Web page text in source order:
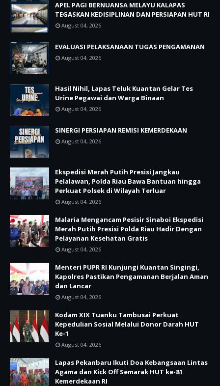
APEL PAGI BERNUANSA MELAYU KALAPAS
TEGASKAN KEDISIPLINAN DAN PERSIAPAN HUT RI
August 04, 2026
EVALUASI PELAKSANAAN TUGAS PENGAMANAN
August 04, 2026
Hasil Nihil, Lapas Teluk Kuantan Gelar Tes
Urine Pegawai dan Warga Binaan
August 04, 2026
SINERGI PERSIAPAN REMISI KEMERDEKAAN
August 04, 2026
Ekspedisi Merah Putih Presisi Jangkau
Pelalawan, Polda Riau Bawa Bantuan hingga
Perkuat Polsek di Wilayah Terluar
August 04, 2026
Malaria Mengancam Pesisir Sinaboi Ekspedisi
Merah Putih Presisi Polda Riau Hadir Dengan
Pelayanan Kesehatan Gratis
August 04, 2026
Menteri PUPR RI Kunjungi Kuantan Singingi,
Kapolres Pastikan Pengamanan Berjalan Aman
dan Lancar
August 04, 2026
Kodam XIX Tuanku Tambusai Perkuat
Kepedulian Sosial Melalui Donor Darah HUT
Ke-1
August 04, 2026
Lapas Pekanbaru Ikuti Doa Kebangsaan Lintas
Agama dan Kick Off Semarak HUT ke-81
Kemerdekaan RI